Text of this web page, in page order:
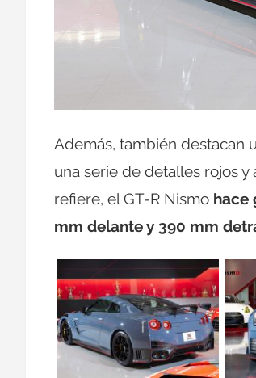
Además, también destacan
una serie de detalles rojos
refiere, el GT-R Nismo hace
mm delante y 390 mm